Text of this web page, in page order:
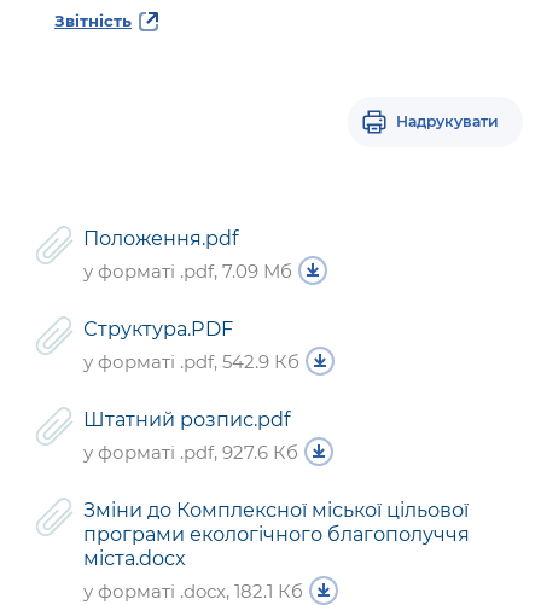
Звітність
Надрукувати
Положення.pdf
у форматі .pdf, 7.09 Мб
Структура.PDF
у форматі .pdf, 542.9 Кб
Штатний розпис.pdf
у форматі .pdf, 927.6 Кб
Зміни до Комплексної міської цільової
програми екологічного благополуччя
міста.docx
у форматі .docx, 182.1 Кб